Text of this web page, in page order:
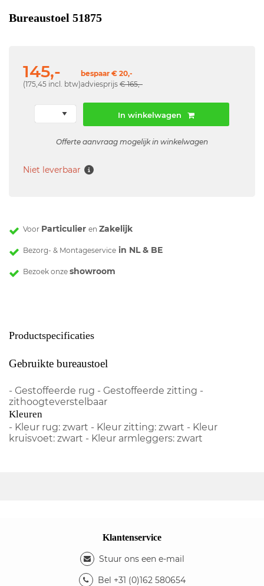
Bureaustoel 51875
145,-
(175,45 incl. btw)
bespaar € 20,-
adviesprijs € 165,-
In winkelwagen
Offerte aanvraag mogelijk in winkelwagen
Niet leverbaar
Voor Particulier en Zakelijk
Bezorg- & Montageservice in NL & BE
Bezoek onze showroom
Productspecificaties
Gebruikte bureaustoel
- Gestoffeerde rug - Gestoffeerde zitting -
zithoogteverstelbaar
Kleuren
- Kleur rug: zwart - Kleur zitting: zwart - Kleur
kruisvoet: zwart - Kleur armleggers: zwart
Klantenservice
Stuur ons een e-mail
Bel +31 (0)162 580654